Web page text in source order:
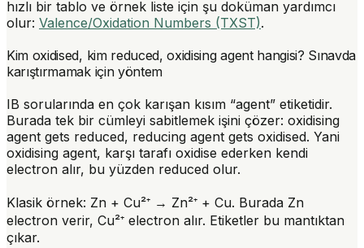
hızlı bir tablo ve örnek liste için şu doküman yardımcı
olur: Valence/Oxidation Numbers (TXST).
Kim oxidised, kim reduced, oxidising agent hangisi? Sınavda
karıştırmamak için yöntem
IB sorularında en çok karışan kısım “agent” etiketidir.
Burada tek bir cümleyi sabitlemek işini çözer: oxidising
agent gets reduced, reducing agent gets oxidised. Yani
oxidising agent, karşı tarafı oxidise ederken kendi
electron alır, bu yüzden reduced olur.
Klasik örnek: Zn + Cu²⁺ → Zn²⁺ + Cu. Burada Zn
electron verir, Cu²⁺ electron alır. Etiketler bu mantıktan
çıkar.